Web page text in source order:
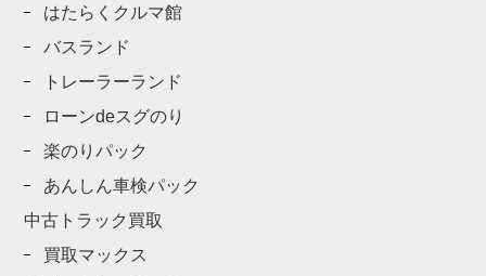
はたらくクルマ館
バスランド
トレーラーランド
ローンdeスグのり
楽のりパック
あんしん車検パック
中古トラック買取
買取マックス